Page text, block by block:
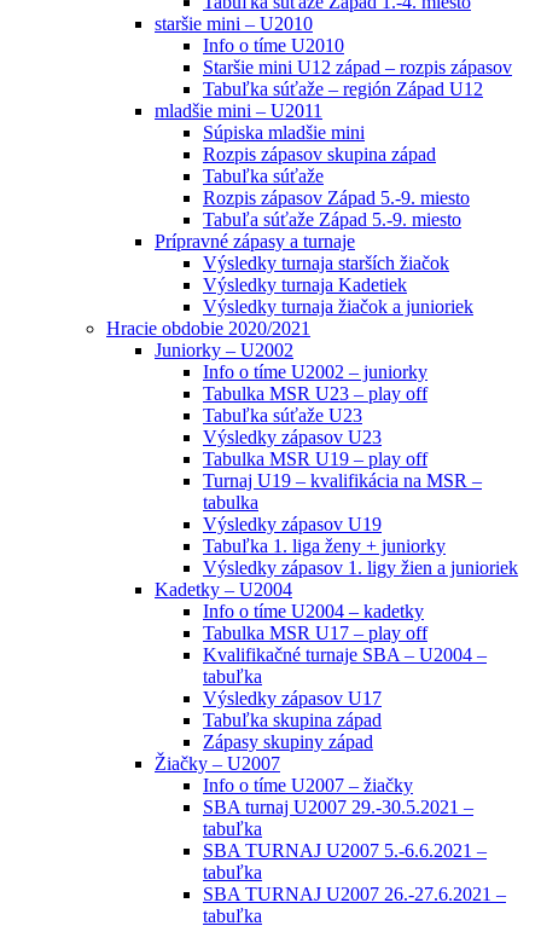
staršie mini – U2010
Info o tíme U2010
Staršie mini U12 západ – rozpis zápasov
Tabuľka súťaže – región Západ U12
mladšie mini – U2011
Súpiska mladšie mini
Rozpis zápasov skupina západ
Tabuľka súťaže
Rozpis zápasov Západ 5.-9. miesto
Tabuľa súťaže Západ 5.-9. miesto
Prípravné zápasy a turnaje
Výsledky turnaja starších žiačok
Výsledky turnaja Kadetiek
Výsledky turnaja žiačok a junioriek
Hracie obdobie 2020/2021
Juniorky – U2002
Info o tíme U2002 – juniorky
Tabulka MSR U23 – play off
Tabuľka súťaže U23
Výsledky zápasov U23
Tabulka MSR U19 – play off
Turnaj U19 – kvalifikácia na MSR –
tabulka
Výsledky zápasov U19
Tabuľka 1. liga ženy + juniorky
Výsledky zápasov 1. ligy žien a junioriek
Kadetky – U2004
Info o tíme U2004 – kadetky
Tabulka MSR U17 – play off
Kvalifikačné turnaje SBA – U2004 –
tabuľka
Výsledky zápasov U17
Tabuľka skupina západ
Zápasy skupiny západ
Žiačky – U2007
Info o tíme U2007 – žiačky
SBA turnaj U2007 29.-30.5.2021 –
tabuľka
SBA TURNAJ U2007 5.-6.6.2021 –
tabuľka
SBA TURNAJ U2007 26.-27.6.2021 –
tabuľka